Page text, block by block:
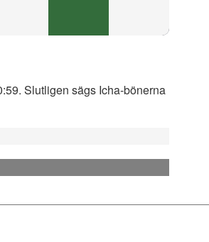
Slutligen sägs Icha-bönerna